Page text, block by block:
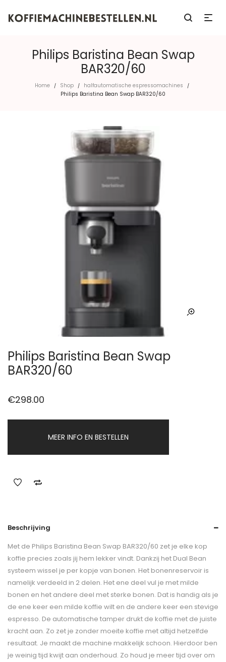
Philips Baristina Bean Swap
BAR320/60
Home / Shop / halfautomatische espressomachines /
Philips Baristina Bean Swap BAR320/60
Philips Baristina Bean Swap
BAR320/60
€298.00
MEER INFO EN BESTELLEN
Beschrijving
Met de Philips Baristina Bean Swap BAR320/60 zet je elke kop
koffie precies zoals jij hem lekker vindt. Dankzij het Dual Bean
systeem wissel je per kopje van bonen. Het bonenreservoir is
namelijk verdeeld in 2 delen. Het ene deel vul je met milde
bonen en het andere deel met sterke bonen. Dat is handig als je
de ene keer een milde koffie wilt en de andere keer een stevige
espresso. De automatische tamper drukt de koffie met de juiste
kracht aan. Zo zet je zonder moeite koffie met altijd hetzelfde
resultaat. Je maakt de machine makkelijk schoon. Hierdoor ben
je weinig tijd kwijt aan onderhoud. Zo houd je meer tijd over om